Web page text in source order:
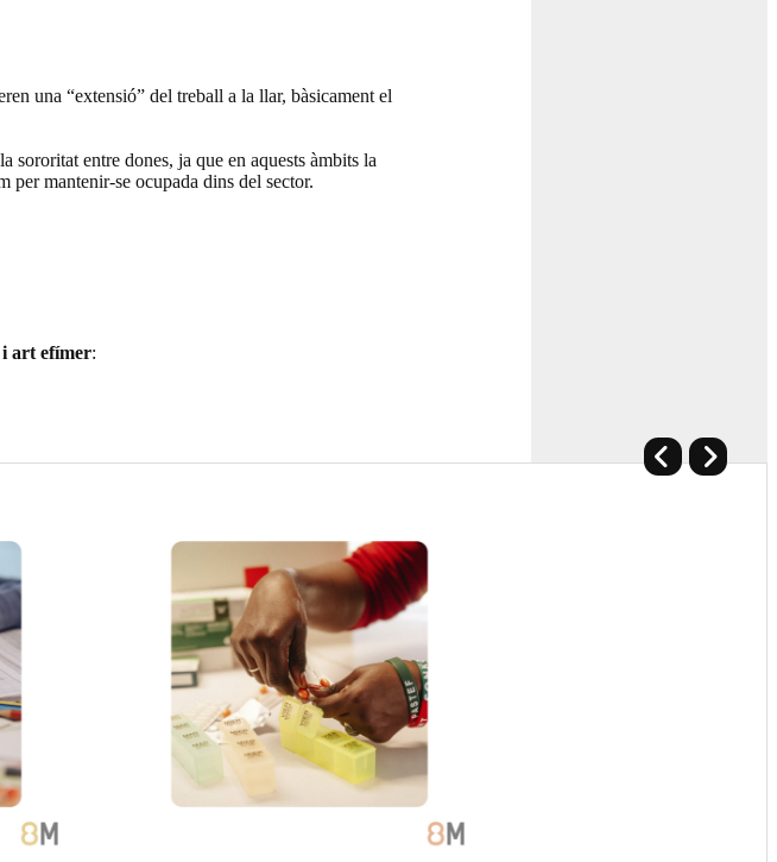
una “extensió” del treball a la llar, bàsicament el
sororitat entre dones, ja que en aquests àmbits la
mantenir-se ocupada dins del sector.
art efímer: